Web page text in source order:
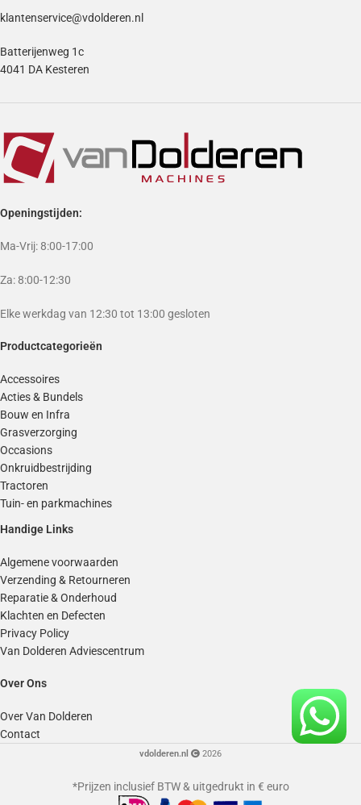
klantenservice@vdolderen.nl
Batterijenweg 1c
4041 DA Kesteren
Openingstijden:
Ma-Vrij: 8:00-17:00
Za: 8:00-12:30
Elke werkdag van 12:30 tot 13:00 gesloten
Productcategorieën
Accessoires
Acties & Bundels
Bouw en Infra
Grasverzorging
Occasions
Onkruidbestrijding
Tractoren
Tuin- en parkmachines
Handige Links
Algemene voorwaarden
Verzending & Retourneren
Reparatie & Onderhoud
Klachten en Defecten
Privacy Policy
Van Dolderen Adviescentrum
Over Ons
Over Van Dolderen
Contact
vdolderen.nl 2026
*Prijzen inclusief BTW & uitgedrukt in € euro